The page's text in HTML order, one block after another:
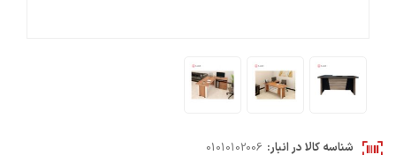
شناسه کالا در انبار: 01010102006